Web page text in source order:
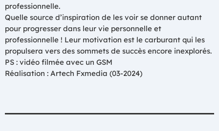
professionnelle.
Quelle source d’inspiration de les voir se donner autant
pour progresser dans leur vie personnelle et
professionnelle ! Leur motivation est le carburant qui les
propulsera vers des sommets de succès encore inexplorés.
PS : vidéo filmée avec un GSM
Réalisation : Artech Fxmedia (03-2024)